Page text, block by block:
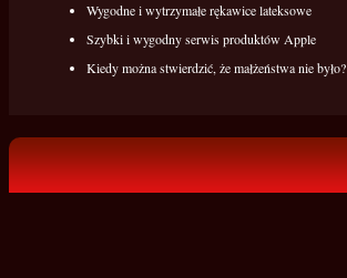
Wygodne i wytrzymałe rękawice lateksowe
Szybki i wygodny serwis produktów Apple
Kiedy można stwierdzić, że małżeństwa nie było?